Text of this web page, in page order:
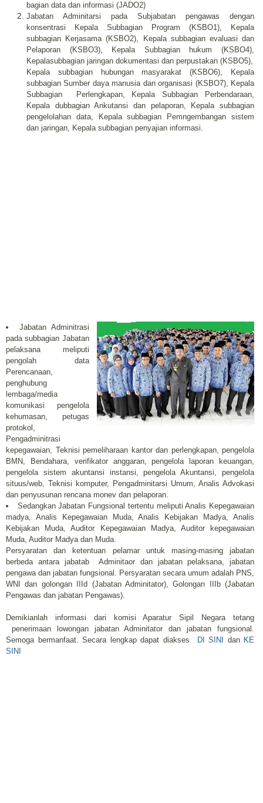
bagian data dan informasi (JADO2)
Jabatan Adminitarsi pada Subjabatan pengawas dengan
konsentrasi Kepala Subbagian Program (KSBO1), Kepala
subbagian Kerjasama (KSBO2), Kepala subbagian evaluasi dan
Pelaporan (KSBO3), Kepala Subbagian hukum (KSBO4),
Kepalasubbagian jaringan dokumentasi dan perpustakan (KSBO5),
Kepala subbagian hubungan masyarakat (KSBO6), Kepala
subbagian Sumber daya manusia dan organisasi (KSBO7), Kepala
Subbagian
Perlengkapan, Kepala Subbagian Perbendaraan,
Kepala dubbagian Ankutansi dan pelaporan, Kepala subbagian
pengelolahan data, Kepala subbagian Pemngembangan sistem
dan jaringan, Kepala subbagian penyajian informasi.
Jabatan Adminitrasi
pada subbagian Jabatan
pelaksana meliputi
pengolah data
Perencanaan,
penghubung
lembaga/media
komunikasi pengelola
kehumasan, petugas
protokol,
Pengadminitrasi
kepegawaian, Teknisi pemeliharaan kantor dan perlengkapan, pengelola
BMN, Bendahara, verifikator anggaran, pengelola laporan keuangan,
pengelola sistem akuntansi instansi, pengelola Akuntansi, pengelola
situus/web, Teknisi komputer, Pengadminitarsi Umum, Analis Advokasi
dan penyusunan rencana monev dan pelaporan.
Sedangkan Jabatan Fungsional tertentu meliputi Analis Kepegawaian
madya, Analis Kepegawaian Muda, Analis Kebijakan Madya, Analis
Kebijakan Muda, Auditor Kepegawaian Madya, Auditor kepegawaian
Muda, Auditor Madya dan Muda.
Persyaratan dan ketentuan pelamar untuk masing-masing jabatan
berbeda antara jabatab Adminitaor dan jabatan pelaksana, jabatan
pengawa dan jabatan fungsional. Persyaratan secara umum adalah PNS,
WNI dan golongan IIId (Jabatan Adminitator), Golongan IIIb (Jabatan
Pengawas dan jabatan Pengawas).
Demikianlah informasi dari komisi Aparatur Sipil Negara tetang
penerimaan lowongan jabatan Adminitator dan jabatan fungsional.
Semoga bermanfaat. Secara lengkap dapat diakses
DI SINI dan KE
SINI